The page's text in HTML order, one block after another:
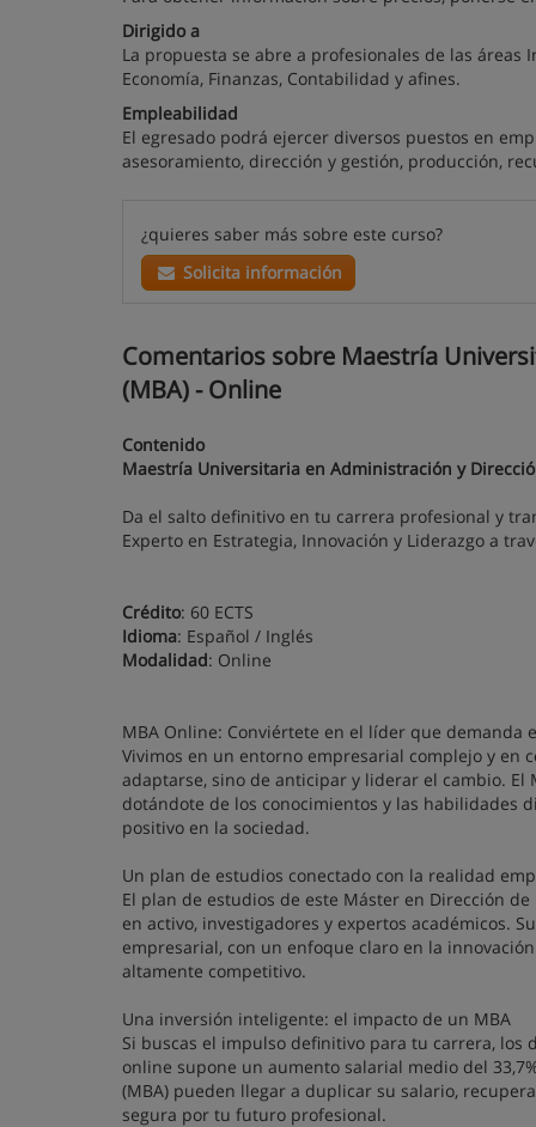
Dirigido a
La propuesta se abre a profesionales de las áreas
Economía, Finanzas, Contabilidad y afines.
Empleabilidad
El egresado podrá ejercer diversos puestos en
asesoramiento, dirección y gestión, producción,
¿quieres saber más sobre este curso?
Solicita información
Comentarios sobre Maestría
(MBA) - Online
Contenido
Maestría Universitaria en Administración y
Da el salto definitivo en tu carrera profesional y
Experto en Estrategia, Innovación y Liderazgo a
Crédito: 60 ECTS
Idioma: Español / Inglés
Modalidad: Online
MBA Online: Conviértete en el líder que demanda
Vivimos en un entorno empresarial complejo y en
adaptarse, sino de anticipar y liderar el cambio. El
dotándote de los conocimientos y las habilidades
positivo en la sociedad.
Un plan de estudios conectado con la realidad
El plan de estudios de este Máster en Dirección
en activo, investigadores y expertos académicos.
empresarial, con un enfoque claro en la
altamente competitivo.
Una inversión inteligente: el impacto de un MBA
Si buscas el impulso definitivo para tu carrera, los
online supone un aumento salarial medio del
(MBA) pueden llegar a duplicar su salario,
segura por tu futuro profesional.